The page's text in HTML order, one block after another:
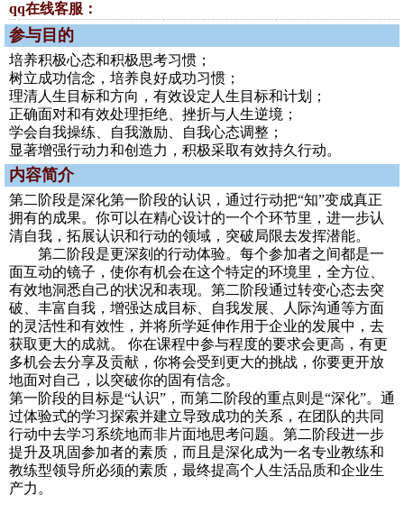
qq在线客服：
参与目的
培养积极心态和积极思考习惯；
树立成功信念，培养良好成功习惯；
理清人生目标和方向，有效设定人生目标和计划；
正确面对和有效处理拒绝、挫折与人生逆境；
学会自我操练、自我激励、自我心态调整；
显著增强行动力和创造力，积极采取有效持久行动。
内容简介
第二阶段是深化第一阶段的认识，通过行动把“知”变成真正
拥有的成果。你可以在精心设计的一个个环节里，进一步认
清自我，拓展认识和行动的领域，突破局限去发挥潜能。
第二阶段是更深刻的行动体验。每个参加者之间都是一
面互动的镜子，使你有机会在这个特定的环境里，全方位、
有效地洞悉自己的状况和表现。第二阶段通过转变心态去突
破、丰富自我，增强达成目标、自我发展、人际沟通等方面
的灵活性和有效性，并将所学延伸作用于企业的发展中，去
获取更大的成就。 你在课程中参与程度的要求会更高，有更
多机会去分享及贡献，你将会受到更大的挑战，你要更开放
地面对自己，以突破你的固有信念。
第一阶段的目标是“认识”，而第二阶段的重点则是“深化”。通
过体验式的学习探索并建立导致成功的关系，在团队的共同
行动中去学习系统地而非片面地思考问题。第二阶段进一步
提升及巩固参加者的素质，而且是深化成为一名专业教练和
教练型领导所必须的素质，最终提高个人生活品质和企业生
产力。